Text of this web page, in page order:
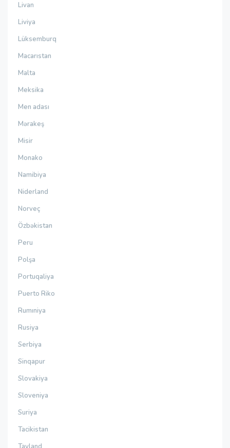
Livan
Liviya
Lüksemburq
Macarıstan
Malta
Meksika
Men adası
Mərakeş
Misir
Monako
Namibiya
Niderland
Norveç
Özbəkistan
Peru
Polşa
Portuqaliya
Puerto Riko
Rumıniya
Rusiya
Serbiya
Sinqapur
Slovakiya
Sloveniya
Suriya
Tacikistan